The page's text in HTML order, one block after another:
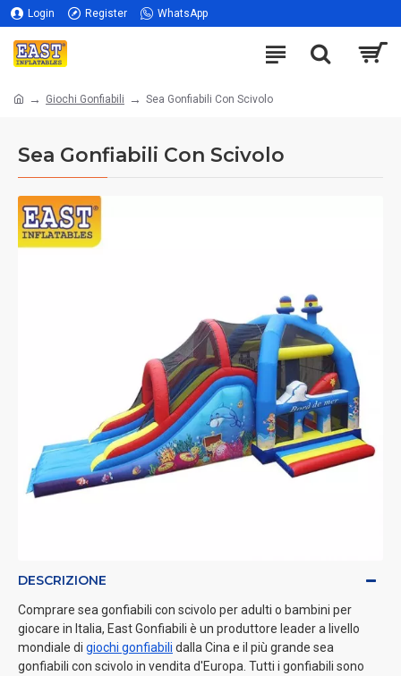
Login Register WhatsApp
Giochi Gonfiabili Sea Gonfiabili Con Scivolo
Sea Gonfiabili Con Scivolo
DESCRIZIONE
Comprare sea gonfiabili con scivolo per adulti o bambini per
giocare in Italia, East Gonfiabili è un produttore leader a livello
mondiale di giochi gonfiabili dalla Cina e il più grande sea
gonfiabili con scivolo in vendita d'Europa. Tutti i gonfiabili sono